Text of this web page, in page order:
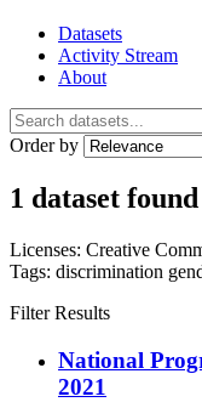
Datasets
Activity Stream
About
Order by
1 dataset found
Licenses: Creative
Tags: discrimination
Filter Results
National
2021